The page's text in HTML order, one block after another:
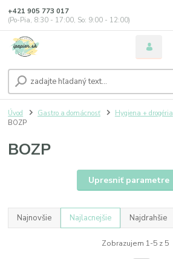
+421 905 773 017
(Po-Pia, 8:30 - 17:00, So: 9:00 - 12:00)
Úvod Gastro a domácnosť Hygiena + drogéria
BOZP
BOZP
Upresniť parametre
Najnovšie Najlacnejšie Najdrahšie
Zobrazujem 1-5 z 5